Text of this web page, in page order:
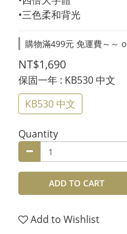
•三色柔和背光
購物滿499元 免運費～～
NT$1,690
保固一年 : KB530 中文
KB530 中文
Quantity
ADD TO CART
Add to Wishlist